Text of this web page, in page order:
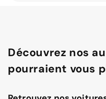
Découvrez nos
pourraient vous